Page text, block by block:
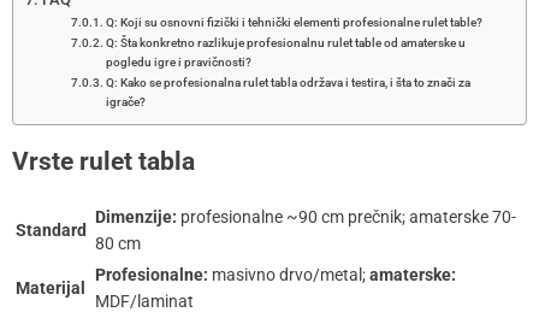
Q: Koji su osnovni fizički i tehnički elementi profesionalne rulet table?
Q: Šta konkretno razlikuje profesionalnu rulet table od amaterske u
pogledu igre i pravičnosti?
Q: Kako se profesionalna rulet tabla održava i testira, i šta to znači za
igrače?
Vrste rulet tabla
Standard
Dimenzije: profesionalne ~90 cm prečnik; amaterske 70-
80 cm
Materijal
Profesionalne: masivno drvo/metal;amaterske:
MDF/laminat